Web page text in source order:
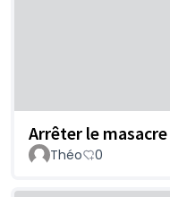
Arrêter le masacre
Théo 0